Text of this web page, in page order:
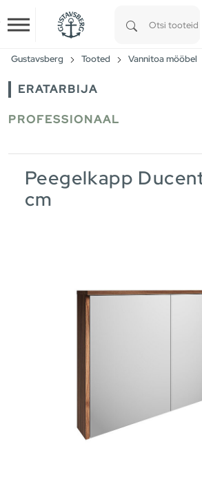
Skip to main content
Gustavsberg Tooted Vannitoa mööbel
ERATARBIJA
PROFESSIONAAL
Peegelkapp
cm